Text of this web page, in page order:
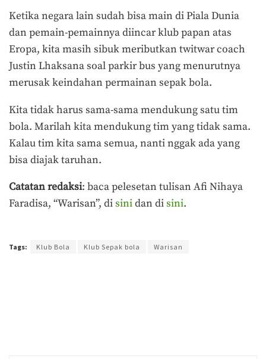
Ketika negara lain sudah bisa main di Piala Dunia
dan pemain-pemainnya diincar klub papan atas
Eropa, kita masih sibuk meributkan twitwar coach
Justin Lhaksana soal parkir bus yang menurutnya
merusak keindahan permainan sepak bola.
Kita tidak harus sama-sama mendukung satu tim
bola. Marilah kita mendukung tim yang tidak sama.
Kalau tim kita sama semua, nanti nggak ada yang
bisa diajak taruhan.
Catatan redaksi: baca pelesetan tulisan Afi Nihaya
Faradisa, “Warisan”, disinidan disini.
Tags: Klub Bola Klub Sepak bola Warisan